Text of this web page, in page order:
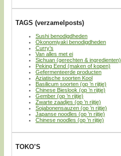
TAGS (verzamelposts)
Sushi benodigdheden
Okonomiyaki benodigdheden
Curry’s
Van alles met ei
Sichuan (gerechten & ingredienten)
Peking Eend (maken of kopen)
Gefermenteerde producten
Aziatische soorten Kool
Basilicum soorten (op ’n rijtje)
Chinese Bieslook (op ’n rijtje)
Gember (op ’n rijtje)
Zwarte zaadjes (op ’n rijtje)
Sojabonensauzen (op ’n rijtje)
Japanse noodles (op ’n rijtje)
Chinese noodles (op ’n rijtje)
TOKO’S